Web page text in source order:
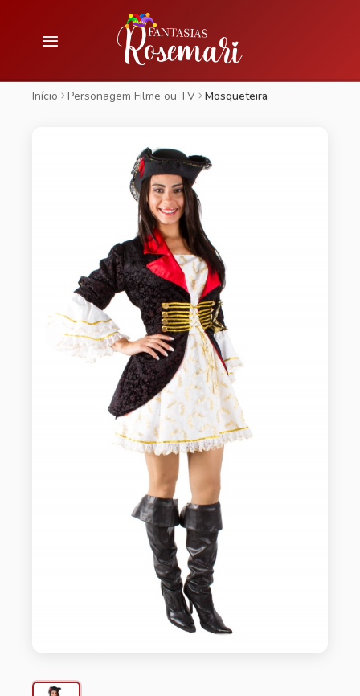
Início Personagem Filme ou TV Mosqueteira